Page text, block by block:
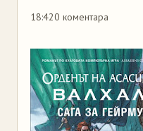
18:420 коментара